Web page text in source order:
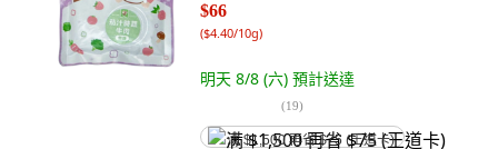
$66
($4.40/10g)
明天 8/8 (六) 預計送達
(19)
满 $1,500 再省 $75 (王道卡)